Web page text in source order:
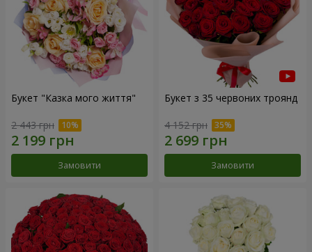
Букет "Казка мого життя"
2 443 грн
Замовити
Букет з 35 червоних троянд
4 152 грн
Замовити